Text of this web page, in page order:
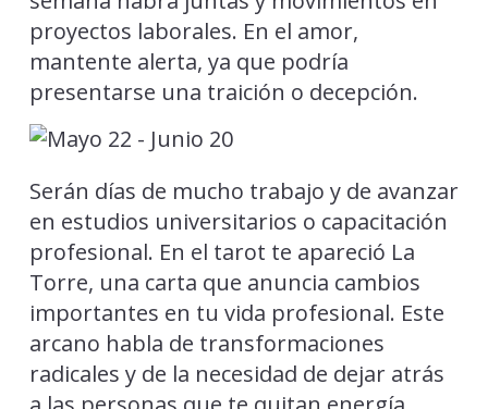
proyectos laborales. En el amor,
mantente alerta, ya que podría
presentarse una traición o decepción.
Serán días de mucho trabajo y de avanzar
en estudios universitarios o capacitación
profesional. En el tarot te apareció La
Torre, una carta que anuncia cambios
importantes en tu vida profesional. Este
arcano habla de transformaciones
radicales y de la necesidad de dejar atrás